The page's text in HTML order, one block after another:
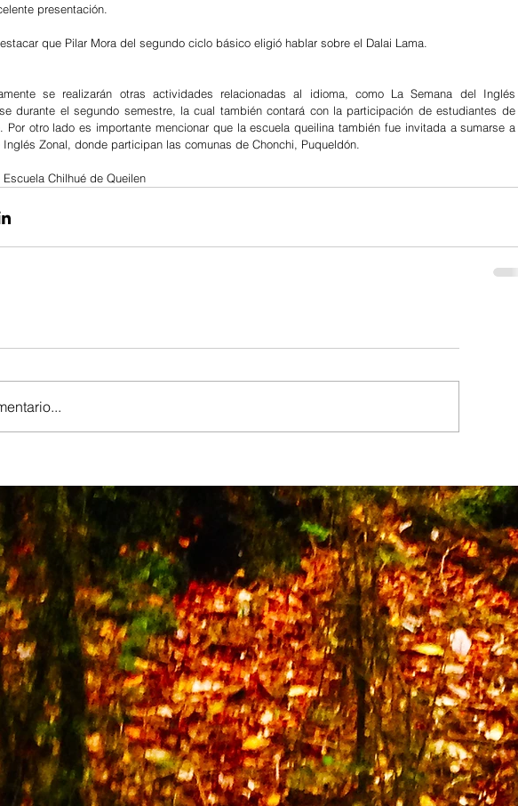
presentación.
que Pilar Mora del segundo ciclo básico eligió hablar sobre el Dalai Lama.
se realizarán otras actividades relacionadas al idioma, como La Semana del
durante el segundo semestre, la cual también contará con la participación de estudiantes
Por otro lado es importante mencionar que la escuela queilina también fue invitada a sumarse
Inglés Zonal, donde participan las comunas de Chonchi, Puqueldón.
Escuela Chilhué de Queilen